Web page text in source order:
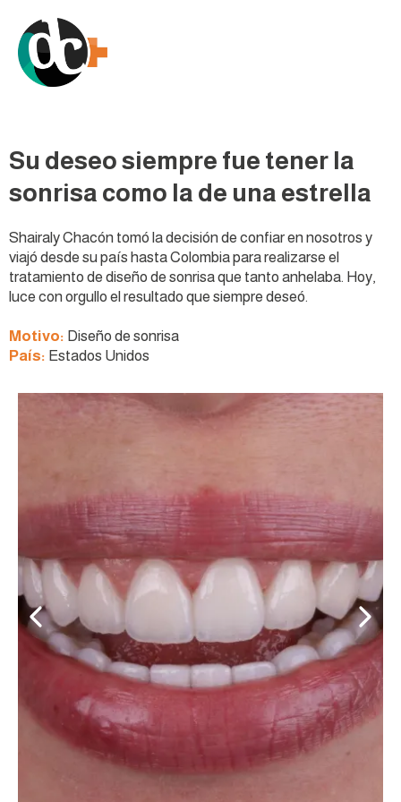
Su deseo siempre fue tener la
sonrisa como la de una estrella
Shairaly Chacón tomó la decisión de confiar en nosotros y
viajó desde su país hasta Colombia para realizarse el
tratamiento de diseño de sonrisa que tanto anhelaba. Hoy,
luce con orgullo el resultado que siempre deseó.
Motivo: Diseño de sonrisa
País: Estados Unidos